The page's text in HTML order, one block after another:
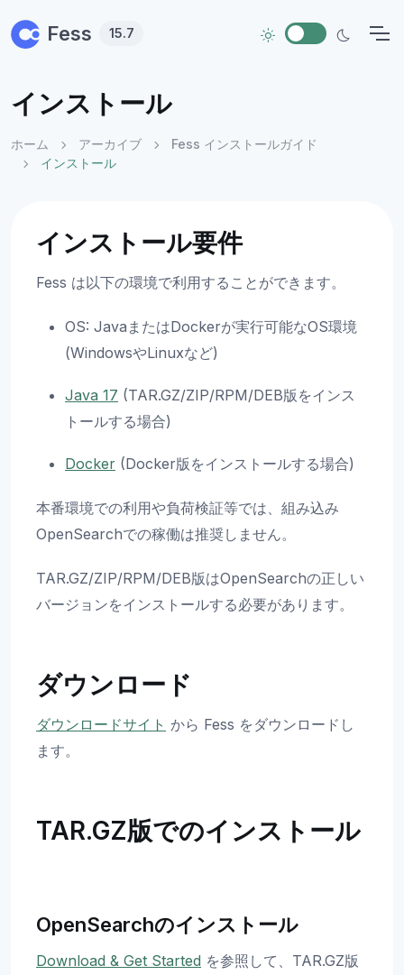
Fess 15.7
インストール
ホーム アーカイブ
Fess インストールガイド
インストール
インストール要件
Fess は以下の環境で利用することができます。
OS: JavaまたはDockerが実行可能なOS環境
(WindowsやLinuxなど)
Java 17 (TAR.GZ/ZIP/RPM/DEB版をインス
トールする場合)
Docker (Docker版をインストールする場合)
本番環境での利用や負荷検証等では、組み込み
OpenSearchでの稼働は推奨しません。
TAR.GZ/ZIP/RPM/DEB版はOpenSearchの正しい
バージョンをインストールする必要があります。
ダウンロード
ダウンロードサイト から Fess をダウンロードし
ます。
TAR.GZ版でのインストール
OpenSearchのインストール
Download & Get Started を参照して、TAR.GZ版